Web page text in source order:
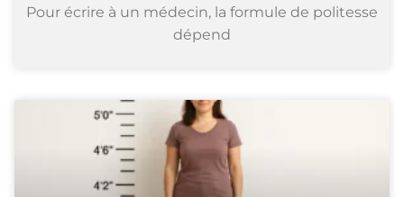
Pour écrire à un médecin, la formule de politesse
dépend